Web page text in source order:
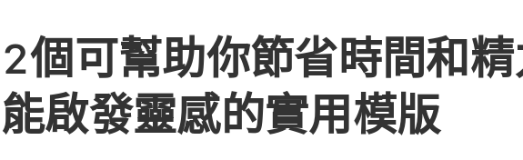
2個可幫助你節省時間和精
能啟發靈感的實用模版